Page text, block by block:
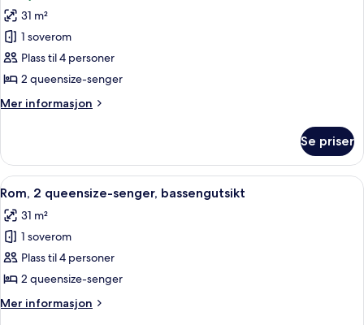
av
Rom,
2
queensize-
31 m²
1 soverom
Plass til 4 personer
2 queensize-senger
Mer informasjon
Mer
2
queensize-
senger
Se priser
Åpne
alle
bildene
av
Rom,
2
queensize-
senger,
Sengetøy av topp kvalitet, senger
9
Rom, 2 queensize-senger, bassengutsikt
31 m²
1 soverom
Plass til 4 personer
2 queensize-senger
Mer informasjon
Mer